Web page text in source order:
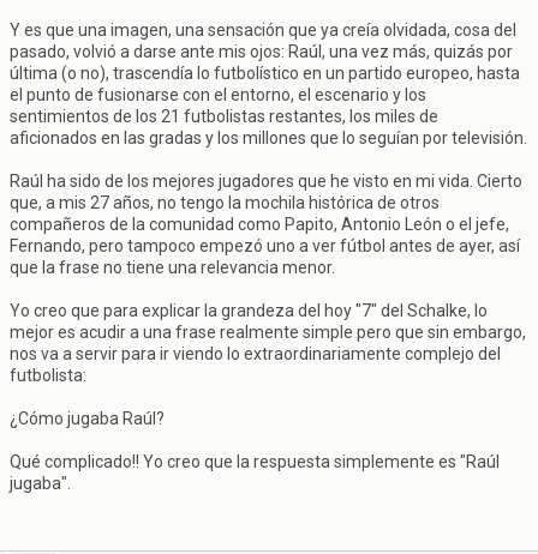
Y es que una imagen, una sensación que ya creía olvidada, cosa del
pasado, volvió a darse ante mis ojos: Raúl, una vez más, quizás por
última (o no), trascendía lo futbolístico en un partido europeo, hasta
el punto de fusionarse con el entorno, el escenario y los
sentimientos de los 21 futbolistas restantes, los miles de
aficionados en las gradas y los millones que lo seguían por televisión.
Raúl ha sido de los mejores jugadores que he visto en mi vida. Cierto
que, a mis 27 años, no tengo la mochila histórica de otros
compañeros de la comunidad como Papito, Antonio León o el jefe,
Fernando, pero tampoco empezó uno a ver fútbol antes de ayer, así
que la frase no tiene una relevancia menor.
Yo creo que para explicar la grandeza del hoy "7" del Schalke, lo
mejor es acudir a una frase realmente simple pero que sin embargo,
nos va a servir para ir viendo lo extraordinariamente complejo del
futbolista:
¿Cómo jugaba Raúl?
Qué complicado!! Yo creo que la respuesta simplemente es "Raúl
jugaba".